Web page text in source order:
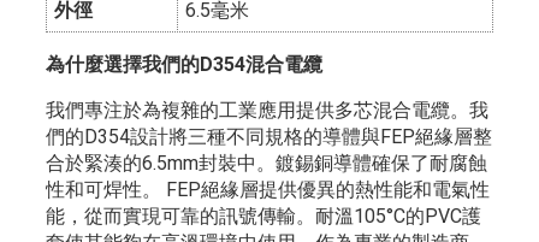
外徑
6.5毫米
為什麼選擇我們的D354混合電纜
我們專注於為複雜的工業應用提供多芯混合電纜。我
們的D354設計將三種不同規格的導體與FEP絕緣層整
合於緊湊的6.5mm封裝中。鍍錫銅導體確保了耐腐蝕
性和可焊性。 FEP絕緣層提供優異的熱性能和電氣性
能，從而實現可靠的訊號傳輸。耐溫105°C的PVC護